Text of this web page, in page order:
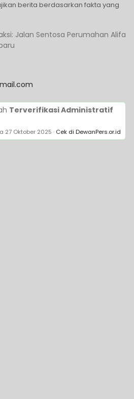
berita berdasarkan fakta yang
Jalan Sentosa Perumahan Alifa
Terverifikasi Administratif
27 Oktober 2025 · Cek di DewanPers.or.id